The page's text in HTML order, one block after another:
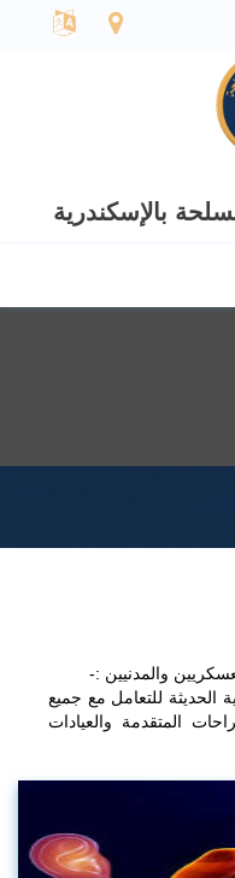
بالإسكندرية
والمدنيين :-
الحديثة للتعامل مع جميع
المتقدمة والعيادات